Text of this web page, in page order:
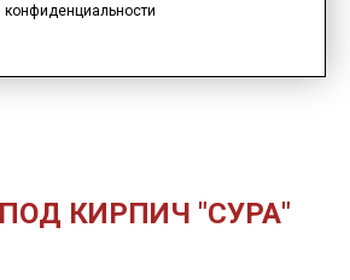
конфиденциальности
КИРПИЧ "СУРА"